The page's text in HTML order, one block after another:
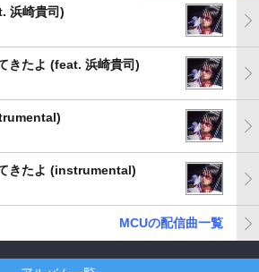
浜崎貴司)
きたよ (feat. 浜崎貴司)
きたよ (instrumental)
MCUの配信曲一覧